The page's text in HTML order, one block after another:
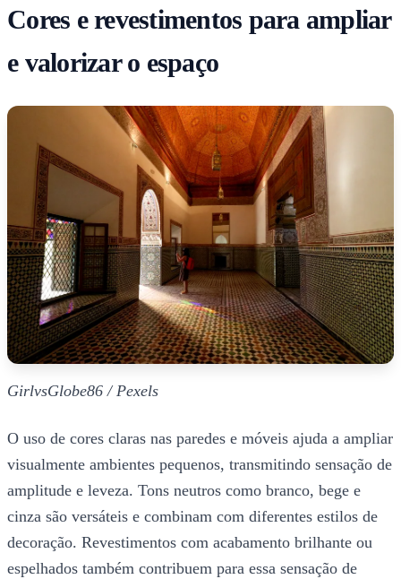
Cores e revestimentos para ampliar
e valorizar o espaço
GirlvsGlobe86 / Pexels
O uso de cores claras nas paredes e móveis ajuda a ampliar
visualmente ambientes pequenos, transmitindo sensação de
amplitude e leveza. Tons neutros como branco, bege e
cinza são versáteis e combinam com diferentes estilos de
decoração. Revestimentos com acabamento brilhante ou
espelhados também contribuem para essa sensação de